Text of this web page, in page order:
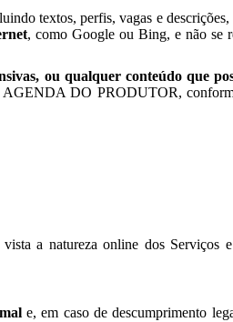
textos, perfis, vagas e
, como Google ou Bing, e não se
ou qualquer conteúdo que
AGENDA DO PRODUTOR,
a natureza online dos Serviços
e, em caso de descumprimento